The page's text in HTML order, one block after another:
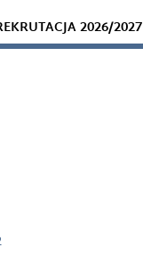
2026/2027